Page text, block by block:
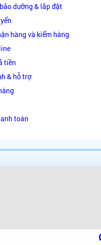
dưỡng & lắp đặt
hàng và kiểm hàng
tiền
& hỗ trợ
toán